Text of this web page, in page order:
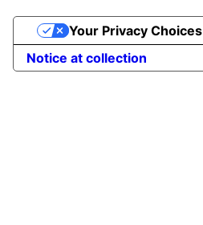
Notice at collection
Your Privacy Choices